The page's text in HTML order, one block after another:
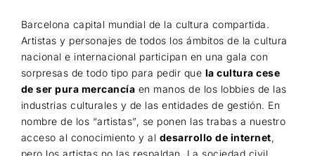
Barcelona capital mundial de la cultura compartida.
Artistas y personajes de todos los ámbitos de la cultura
nacional e internacional participan en una gala con
sorpresas de todo tipo para pedir que la cultura cese
de ser pura mercancía en manos de los lobbies de las
industrias culturales y de las entidades de gestión. En
nombre de los “artistas”, se ponen las trabas a nuestro
acceso al conocimiento y al desarrollo de internet,
pero los artistas no las respaldan. La sociedad civil